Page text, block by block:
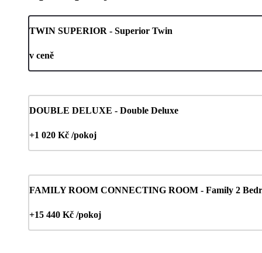
TWIN SUPERIOR - Superior Twin
v ceně
DOUBLE DELUXE - Double Deluxe
+1 020 Kč /pokoj
FAMILY ROOM CONNECTING ROOM - Family 2
+15 440 Kč /pokoj